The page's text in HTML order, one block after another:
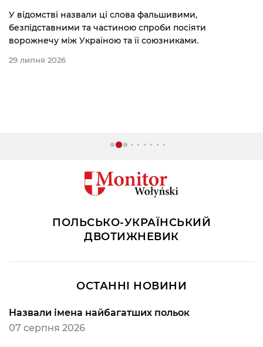
У відомстві назвали ці слова фальшивими,
безпідставними та частиною спроби посіяти
ворожнечу між Україною та її союзниками.
29 липня 2026
ПОЛЬСЬКО-УКРАЇНСЬКИЙ
ДВОТИЖНЕВИК
ОСТАННІ НОВИНИ
Назвали імена найбагатших польок
07 серпня 2026